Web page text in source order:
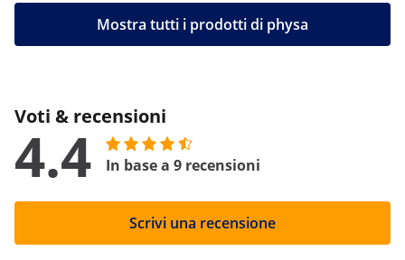
Mostra tutti i prodotti di physa
Voti & recensioni
4.4 In base a 9 recensioni
Scrivi una recensione